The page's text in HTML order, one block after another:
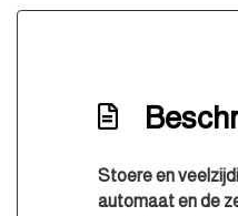
Stoere en
automaat en de